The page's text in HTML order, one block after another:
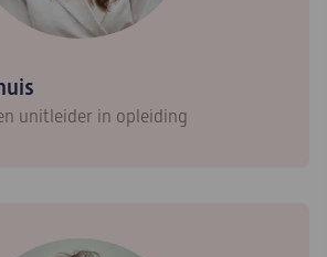
unitleider in opleiding